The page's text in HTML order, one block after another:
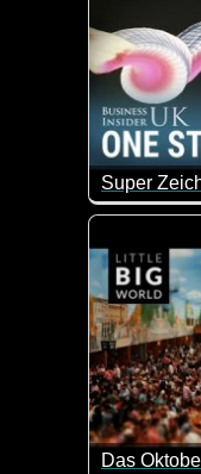
Super
Ist das
Das